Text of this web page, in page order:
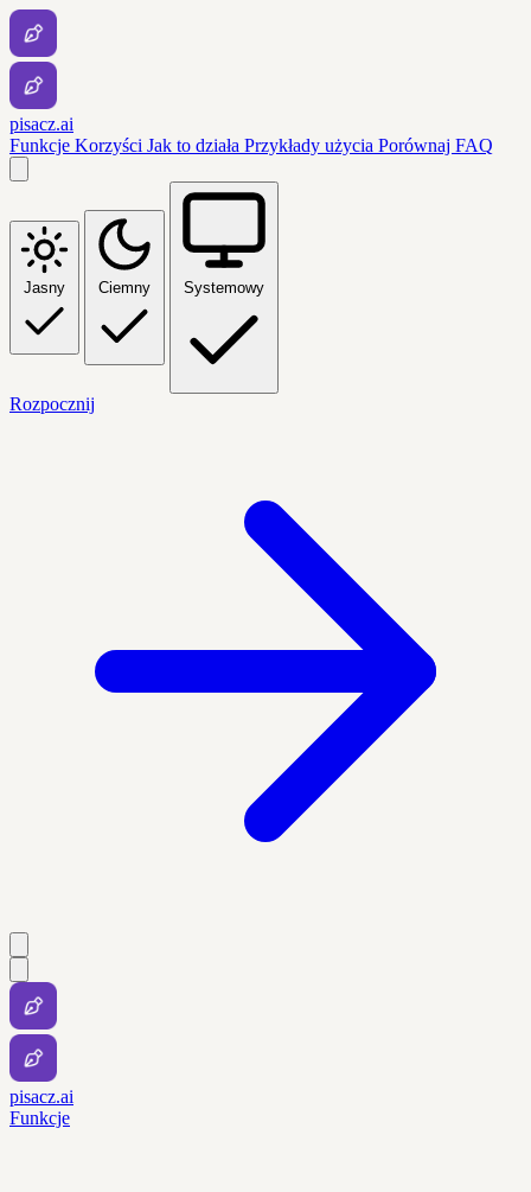
pisacz.ai
Funkcje Korzyści Jak to działa Przykłady użycia Porównaj FAQ
Jasny Ciemny Systemowy
Rozpocznij
pisacz.ai
Funkcje